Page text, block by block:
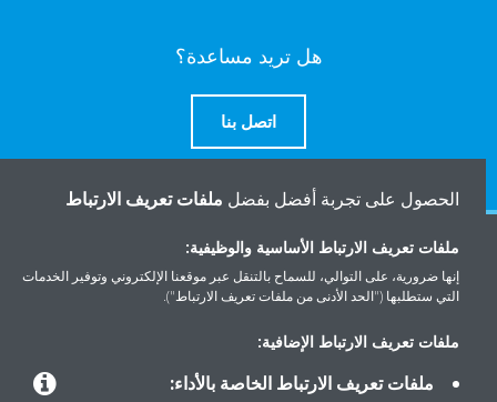
هل تريد مساعدة؟
اتصل بنا
المنتجات
حلول
الحصول على تجربة أفضل بفضل ملفات تعريف الارتباط
ملفات تعريف الارتباط الأساسية والوظيفية:
إنها ضرورية، على التوالي، للسماح بالتنقل عبر موقعنا الإلكتروني وتوفير الخدمات
التي ستطلبها ("الحد الأدنى من ملفات تعريف الارتباط").
ملفات تعريف الارتباط الإضافية:
ملفات تعريف الارتباط الخاصة بالأداء: